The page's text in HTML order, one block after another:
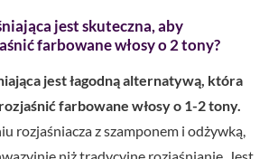
jest skuteczna, aby
farbowane włosy o 2 tony?
jest łagodną alternatywą, która
farbowane włosy o 1-2 tony.
rozjaśniacza z szamponem i odżywką,